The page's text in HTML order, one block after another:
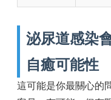
泌尿道感染
自癒可能性
這可能是你最關心的